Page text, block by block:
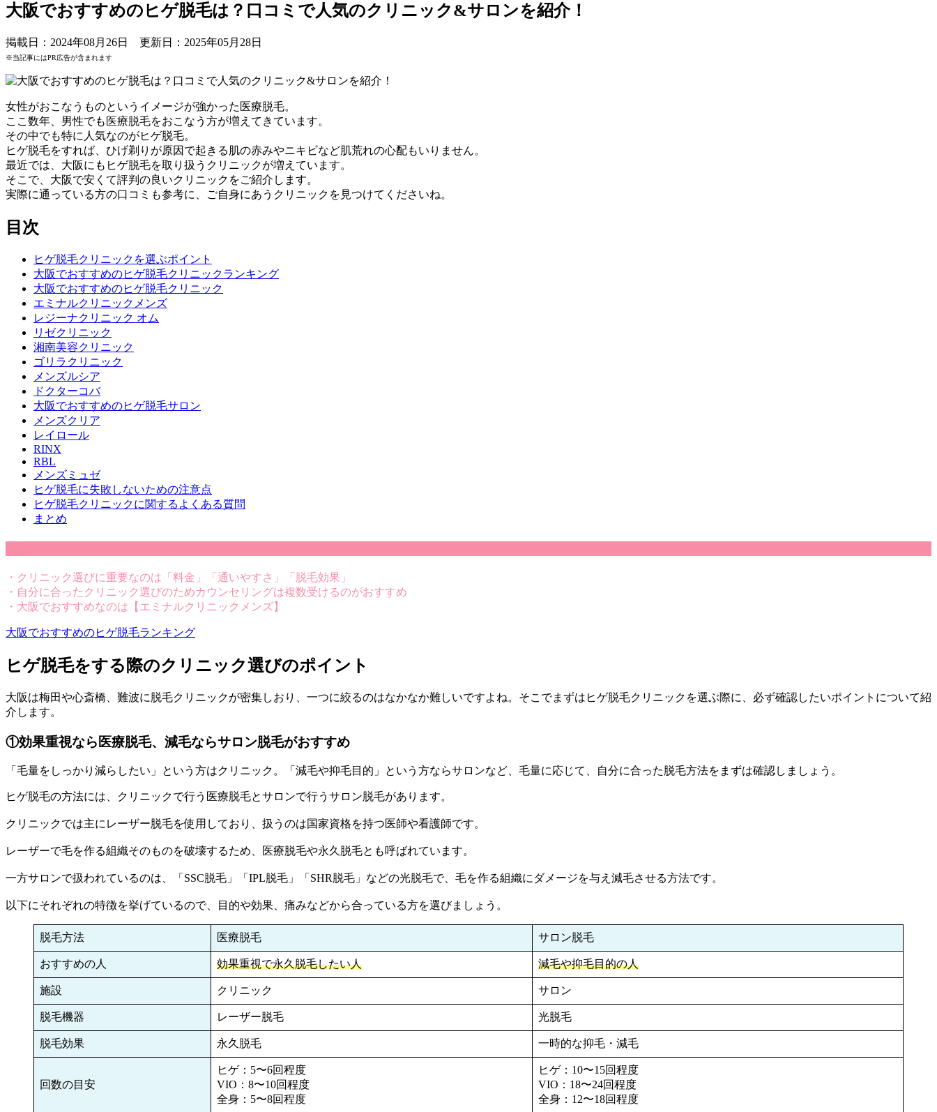
大阪でおすすめのヒゲ脱毛は？口コミで人気のクリニック&サロンを紹介！
掲載日：2024年08月26日 更新日：2025年05月28日
※当記事にはPR広告が含まれます
女性がおこなうものというイメージが強かった医療脱毛。
ここ数年、男性でも医療脱毛をおこなう方が増えてきています。
その中でも特に人気なのがヒゲ脱毛。
ヒゲ脱毛をすれば、ひげ剃りが原因で起きる肌の赤みやニキビなど肌荒れの心配もいりません。
最近では、大阪にもヒゲ脱毛を取り扱うクリニックが増えています。
そこで、大阪で安くて評判の良いクリニックをご紹介します。
実際に通っている方の口コミも参考に、ご自身にあうクリニックを見つけてくださいね。
目次
ヒゲ脱毛クリニックを選ぶポイント
大阪でおすすめのヒゲ脱毛クリニックランキング
大阪でおすすめのヒゲ脱毛クリニック
エミナルクリニックメンズ
レジーナクリニック オム
リゼクリニック
湘南美容クリニック
ゴリラクリニック
メンズルシア
ドクターコバ
大阪でおすすめのヒゲ脱毛サロン
メンズクリア
レイロール
RINX
RBL
メンズミュゼ
ヒゲ脱毛に失敗しないための注意点
ヒゲ脱毛クリニックに関するよくある質問
まとめ
・クリニック選びに重要なのは「料金」「通いやすさ」「脱毛効果」
・自分に合ったクリニック選びのためカウンセリングは複数受けるのがおすすめ
・大阪でおすすめなのは【エミナルクリニックメンズ】
大阪でおすすめのヒゲ脱毛ランキング
ヒゲ脱毛をする際のクリニック選びのポイント
大阪は梅田や心斎橋、難波に脱毛クリニックが密集しおり、一つに絞るのはなかなか難しいですよね。そこでまずはヒゲ脱毛クリニックを選ぶ際に、必ず確認したいポイントについて紹
介します。
①効果重視なら医療脱毛、減毛ならサロン脱毛がおすすめ
「毛量をしっかり減らしたい」という方はクリニック。「減毛や抑毛目的」という方ならサロンなど、毛量に応じて、自分に合った脱毛方法をまずは確認しましょう。
ヒゲ脱毛の方法には、クリニックで行う医療脱毛とサロンで行うサロン脱毛があります。
クリニックでは主にレーザー脱毛を使用しており、扱うのは国家資格を持つ医師や看護師です。
レーザーで毛を作る組織そのものを破壊するため、医療脱毛や永久脱毛とも呼ばれています。
一方サロンで扱われているのは、「SSC脱毛」「IPL脱毛」「SHR脱毛」などの光脱毛で、毛を作る組織にダメージを与え減毛させる方法です。
以下にそれぞれの特徴を挙げているので、目的や効果、痛みなどから合っている方を選びましょう。
脱毛方法 医療脱毛 サロン脱毛
おすすめの人 効果重視で永久脱毛したい人 減毛や抑毛目的の人
施設 クリニック サロン
脱毛機器 レーザー脱毛 光脱毛
脱毛効果 永久脱毛 一時的な抑毛・減毛
回数の目安
ヒゲ：5〜6回程度
VIO：8〜10回程度
全身：5〜8回程度
ヒゲ：10〜15回程度
VIO：18〜24回程度
全身：12〜18回程度